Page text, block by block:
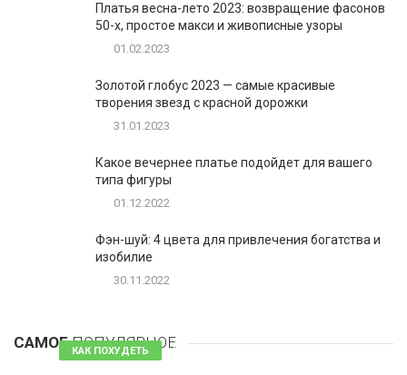
Платья весна-лето 2023: возвращение фасонов
50-х, простое макси и живописные узоры
01.02.2023
Золотой глобус 2023 — самые красивые
творения звезд с красной дорожки
31.01.2023
Какое вечернее платье подойдет для вашего
типа фигуры
01.12.2022
Фэн-шуй: 4 цвета для привлечения богатства и
изобилие
30.11.2022
САМОЕПОПУЛЯРНОЕ
КАК ПОХУДЕТЬ 81 комментарий